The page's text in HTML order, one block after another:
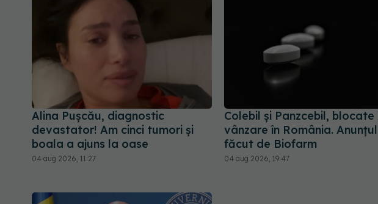
Alina Pușcău, diagnostic
devastator! Am cinci tumori și
boala a ajuns la oase
04 aug 2026, 11:27
Colebil și Panzcebil, blocate
vânzare în România. Anunțul
făcut de Biofarm
04 aug 2026, 19:47